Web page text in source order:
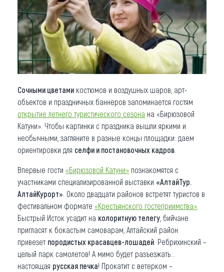
Коллекция впечатлений
Другие рубрики
Сочными цветами костюмов и воздушных шаров, арт-
объектов и праздничных баннеров запоминается гостям
открытие летнего туристического сезона на «Бирюзовой
Катуни». Чтобы картинки с праздника вышли яркими и
необычными, загляните в разные концы площадки: даем
ориентировки для селфи и постановочных кадров
Впервые гости «Бирюзовой Катуни» познакомятся с
участниками специализированной выставки «АлтайТур.
АлтайКурорт» . Около двадцати районов встретят туристов в
фестивальном формате «Крестьянского гостеприимства»
Быстрый Исток усадит на колоритную телегу , бийчане
пригласят к бокастым самоварам, Алтайский район
привезет породистых красавцев-лошадей . Ребрихинский –
целый парк самолетов! А мимо будет разъезжать…
настоящая русская печка! Прокатит с ветерком –